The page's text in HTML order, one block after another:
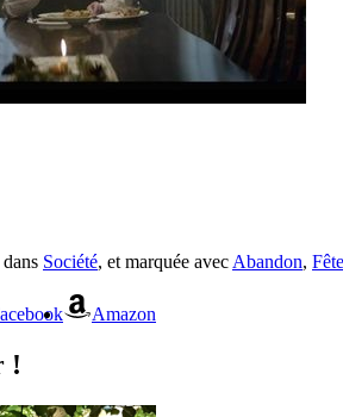
Société, et marquée avec Abandon,
Amazon
!